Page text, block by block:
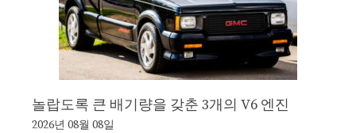
놀랍도록 큰 배기량을 갖춘 3개의 V6 엔진
2026년 08월 08일